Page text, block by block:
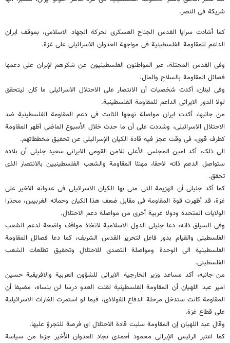
شریکة فی النصر.
کما أشادت سرایا القدس الجناح العسکری لحرکة الجهاد الاسلامی، بموقف ایران
الداعم للمقاومة الفلسطینیة فی مواجهة العدوان الاسرائیلی على غزة.
وفی القدس المحتلة، عبر المواطنون الفلسطینیون عن شکرهم لإیران على دعمها
فصائل المقاومة بالسلاح والمال.
وفی لبنان، أکدت شخصیات أن الانتصار على الاحتلال الاسرائیلی ما کان لیتحقق
لولا الدور الایرانی الداعم للمقاومة الفلسطینیة.
من جانبها، أکدت ایران مواصلة نهجها الثابت فی دعم المقاومة الفلسطینیة ضد
الاحتلال الاسرائیلی، وشددت على أن ما حدث خلال الأسبوع الماضی أظهر المقاومة
کطرف قوی، فی وقت عجز فیه قادة الکیان الإسرائیلی عن تحقیق مخططاتهم.
الى ذلک، أکد امین المجلس الأعلى للامن القومی الایرانی سعید جلیلی أن بلاده
ستواصل الدعم ذاته لاحقا، مهنئا المقاومة والشعب الفلسطینیین بالانتصار الذی
تحقق.
کما أکد جلیلی أن الهزیمة التی منی بها الکیان الاسرائیلی فی عدوانه الاخیر على
غزة، قد أظهرت قوة المقاومة فی مقابل ضعف هذا الکیان وحماته الغربیین، محذرا
الولایات المتحدة ودولا غربیة أخرى من مواصلة دعم الاحتلال.
وفی السیاق ذاته، دعا جلیلی الدول الاسلامیة لاتخاذ مواقف واضحة لدعم الشعب
الفلسطینی والقیام بدور فاعل لتحریر القدس الشریف، کما دعا فصائل المقاومة
الفلسطینیة الى الوحدة ومواصلة التصدی للاحتلال وتحقیق تطلعات الشعب
الفلسطینی.
من جانبه، أکد مساعد وزیر الخارجیة الایرانی للشؤون العربیة والافریقیة حسین
امیر عبد اللهیان أن المقاومة الفلسطینیة لقنت العدو درسا لن ینساه، مضیفا أن
المقاومة کانت ستدخل مرحلة الدفاع الفولاذی، فیما لو استمرت الغارات الاسرائیلیة
على قطاع غزة.
وقال عبد اللهیان إن المقاومة سلبت قادة الاحتلال ای فرصة للتجرؤ علیها.
کما اعتبر الرئیس الإیرانی محمود أحمدی نجاد العدوان الأخیر جزءا من سیاسة